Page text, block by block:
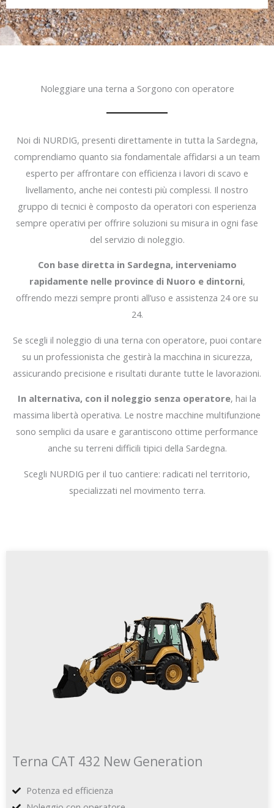
Noleggiare una terna a Sorgono con operatore
Noi di NURDIG, presenti direttamente in tutta la Sardegna,
comprendiamo quanto sia fondamentale affidarsi a un team
esperto per affrontare con efficienza i lavori di scavo e
livellamento, anche nei contesti più complessi. Il nostro
gruppo di tecnici è composto da operatori con esperienza
sempre operativi per offrire soluzioni su misura in ogni fase
del servizio di noleggio.
Con base diretta in Sardegna, interveniamo
rapidamente nelle province di Nuoro e dintorni,
offrendo mezzi sempre pronti all’uso e assistenza 24 ore su
24.
Se scegli il noleggio di una terna con operatore, puoi contare
su un professionista che gestirà la macchina in sicurezza,
assicurando precisione e risultati durante tutte le lavorazioni.
In alternativa, con il noleggio senza operatore, hai la
massima libertà operativa. Le nostre macchine multifunzione
sono semplici da usare e garantiscono ottime performance
anche su terreni difficili tipici della Sardegna.
Scegli NURDIG per il tuo cantiere: radicati nel territorio,
specializzati nel movimento terra.
Terna CAT 432 New Generation
Potenza ed efficienza